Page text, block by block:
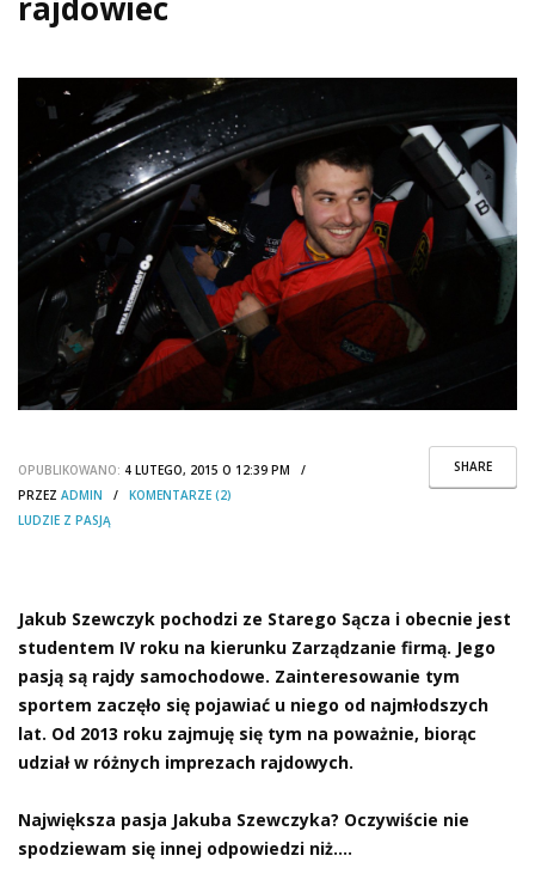
SHARE
OPUBLIKOWANO: 4 LUTEGO, 2015 O 12:39 PM /
PRZEZ ADMIN / KOMENTARZE (2)
LUDZIE Z PASJĄ
Jakub Szewczyk pochodzi ze Starego Sącza i obecnie jest
studentem IV roku na kierunku Zarządzanie firmą. Jego
pasją są rajdy samochodowe. Zainteresowanie tym
sportem zaczęło się pojawiać u niego od najmłodszych
lat. Od 2013 roku zajmuję się tym na poważnie, biorąc
udział w różnych imprezach rajdowych.
Największa pasja Jakuba Szewczyka? Oczywiście nie
spodziewam się innej odpowiedzi niż….